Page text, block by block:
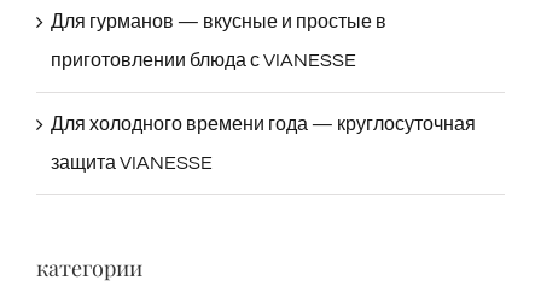
Для гурманов — вкусные и простые в
приготовлении блюда с VIANESSE
Для холодного времени года — круглосуточная
защита VIANESSE
категории